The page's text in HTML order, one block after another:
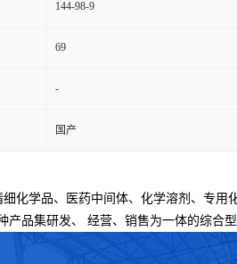
144-98-9
69
-
国产
化学品、医药中间体、化学溶剂、专
产品集研发、
经营、销售为一体的综合型